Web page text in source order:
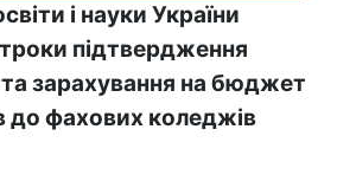
і науки України
підтвердження
зарахування на бюджет
до фахових коледжів